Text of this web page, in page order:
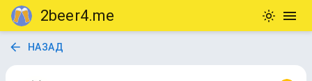
2beer4.me
НАЗАД